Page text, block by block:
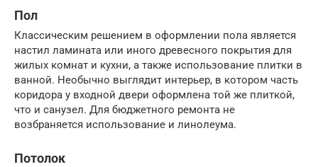
Пол
Классическим решением в оформлении пола является
настил ламината или иного древесного покрытия для
жилых комнат и кухни, а также использование плитки в
ванной. Необычно выглядит интерьер, в котором часть
коридора у входной двери оформлена той же плиткой,
что и санузел. Для бюджетного ремонта не
возбраняется использование и линолеума.
Потолок